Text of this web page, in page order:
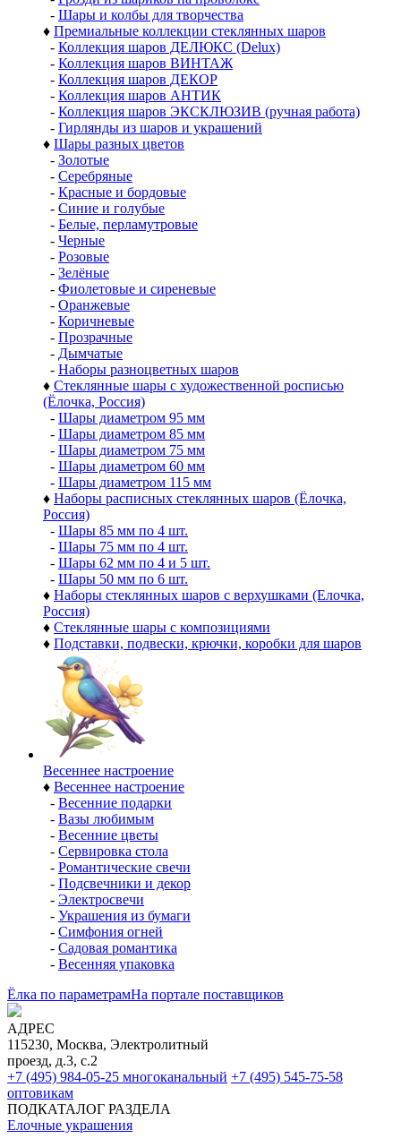
- Шары и колбы для творчества
♦ Премиальные коллекции стеклянных шаров
- Коллекция шаров ДЕЛЮКС (Delux)
- Коллекция шаров ВИНТАЖ
- Коллекция шаров ДЕКОР
- Коллекция шаров АНТИК
- Коллекция шаров ЭКСКЛЮЗИВ (ручная работа)
- Гирлянды из шаров и украшений
♦ Шары разных цветов
- Золотые
- Серебряные
- Красные и бордовые
- Синие и голубые
- Белые, перламутровые
- Черные
- Розовые
- Зелёные
- Фиолетовые и сиреневые
- Оранжевые
- Коричневые
- Прозрачные
- Дымчатые
- Наборы разноцветных шаров
♦ Стеклянные шары с художественной росписью
(Ёлочка, Россия)
- Шары диаметром 95 мм
- Шары диаметром 85 мм
- Шары диаметром 75 мм
- Шары диаметром 60 мм
- Шары диаметром 115 мм
♦ Наборы расписных стеклянных шаров (Ёлочка,
Россия)
- Шары 85 мм по 4 шт.
- Шары 75 мм по 4 шт.
- Шары 62 мм по 4 и 5 шт.
- Шары 50 мм по 6 шт.
♦ Наборы стеклянных шаров с верхушками (Елочка,
Россия)
♦ Стеклянные шары с композициями
♦ Подставки, подвески, крючки, коробки для шаров
Весеннее настроение
♦ Весеннее настроение
- Весенние подарки
- Вазы любимым
- Весенние цветы
- Сервировка стола
- Романтические свечи
- Подсвечники и декор
- Электросвечи
- Украшения из бумаги
- Симфония огней
- Садовая романтика
- Весенняя упаковка
Ёлка по параметрамНа портале поставщиков
АДРЕС
115230, Москва, Электролитный
проезд, д.3, с.2
+7 (495) 984-05-25 многоканальный +7 (495) 545-75-58
оптовикам
ПОДКАТАЛОГ РАЗДЕЛА
Елочные украшения